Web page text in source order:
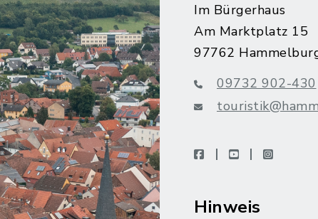
Im Bürgerhaus
Am Marktplatz 15
97762
09732 902-430
facebookyoutubeinstagram
Hinweis